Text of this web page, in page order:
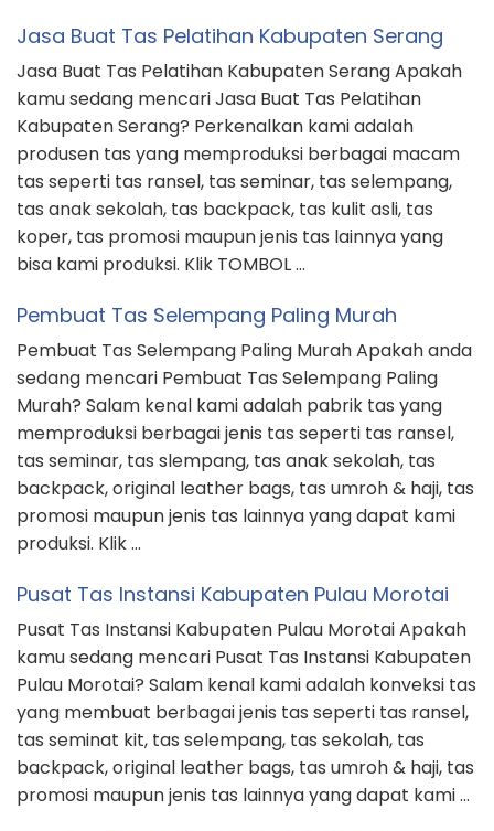
Jasa Buat Tas Pelatihan Kabupaten Serang
Jasa Buat Tas Pelatihan Kabupaten Serang Apakah
kamu sedang mencari Jasa Buat Tas Pelatihan
Kabupaten Serang? Perkenalkan kami adalah
produsen tas yang memproduksi berbagai macam
tas seperti tas ransel, tas seminar, tas selempang,
tas anak sekolah, tas backpack, tas kulit asli, tas
koper, tas promosi maupun jenis tas lainnya yang
bisa kami produksi. Klik TOMBOL …
Pembuat Tas Selempang Paling Murah
Pembuat Tas Selempang Paling Murah Apakah anda
sedang mencari Pembuat Tas Selempang Paling
Murah? Salam kenal kami adalah pabrik tas yang
memproduksi berbagai jenis tas seperti tas ransel,
tas seminar, tas slempang, tas anak sekolah, tas
backpack, original leather bags, tas umroh & haji, tas
promosi maupun jenis tas lainnya yang dapat kami
produksi. Klik …
Pusat Tas Instansi Kabupaten Pulau Morotai
Pusat Tas Instansi Kabupaten Pulau Morotai Apakah
kamu sedang mencari Pusat Tas Instansi Kabupaten
Pulau Morotai? Salam kenal kami adalah konveksi tas
yang membuat berbagai jenis tas seperti tas ransel,
tas seminat kit, tas selempang, tas sekolah, tas
backpack, original leather bags, tas umroh & haji, tas
promosi maupun jenis tas lainnya yang dapat kami …